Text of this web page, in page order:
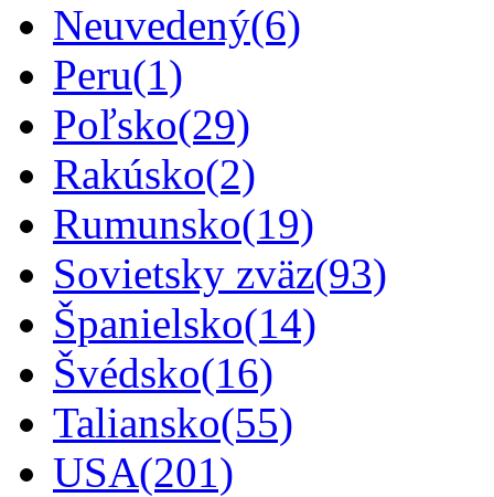
Neuvedený(6)
Peru(1)
Poľsko(29)
Rakúsko(2)
Rumunsko(19)
Sovietsky zväz(93)
Španielsko(14)
Švédsko(16)
Taliansko(55)
USA(201)